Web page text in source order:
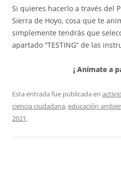
Si quieres hacerlo a través del
Sierra de Hoyo, cosa que te
simplemente tendrás que
apartado “TESTING” de las
¡ Anímate a
Esta entrada fue publicada en
ciencia ciudadana,educación
2021.